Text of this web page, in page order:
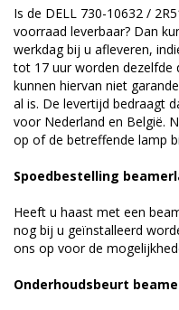
Is de DELL 730-10632 /
voorraad leverbaar? Dan
werkdag bij u afleveren,
tot 17 uur worden dezelfde
kunnen hiervan niet
al is. De levertijd bedraagt
voor Nederland en België.
op of de betreffende lamp
Spoedbestelling
Heeft u haast met een
nog bij u geïnstalleerd
ons op voor de
Onderhoudsbeurt